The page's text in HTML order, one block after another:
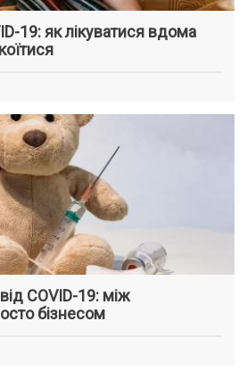
19: як лікуватися вдома
COVID-19: між
бізнесом